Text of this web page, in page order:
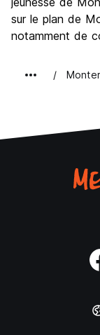
carte d'identité,
original language)
Bonnes affaires
sur le plan de
notamment de